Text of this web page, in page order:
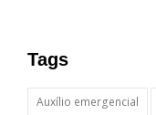
Tags
Auxílio emergencial